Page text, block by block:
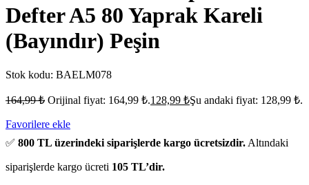
Defter A5 80 Yaprak Kareli
(Bayındır) Peşin
Stok kodu: BAELM078
164,99₺ Orijinal fiyat: 164,99 ₺.128,99 ₺Şu andaki fiyat: 128,99 ₺.
Favorilere ekle
✅ 800 TL üzerindeki siparişlerde kargo ücretsizdir. Altındaki
siparişlerde kargo ücreti 105 TL’dir.